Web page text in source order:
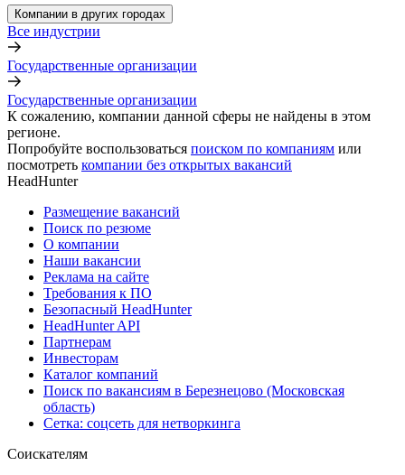
Компании в других городах
Все индустрии
Государственные организации
Государственные организации
К сожалению, компании данной сферы не найдены в этом
регионе.
Попробуйте воспользоваться поиском по компаниям или
посмотреть компании без открытых вакансий
HeadHunter
Размещение вакансий
Поиск по резюме
О компании
Наши вакансии
Реклама на сайте
Требования к ПО
Безопасный HeadHunter
HeadHunter API
Партнерам
Инвесторам
Каталог компаний
Поиск по вакансиям в Березнецово (Московская
область)
Сетка: соцсеть для нетворкинга
Соискателям